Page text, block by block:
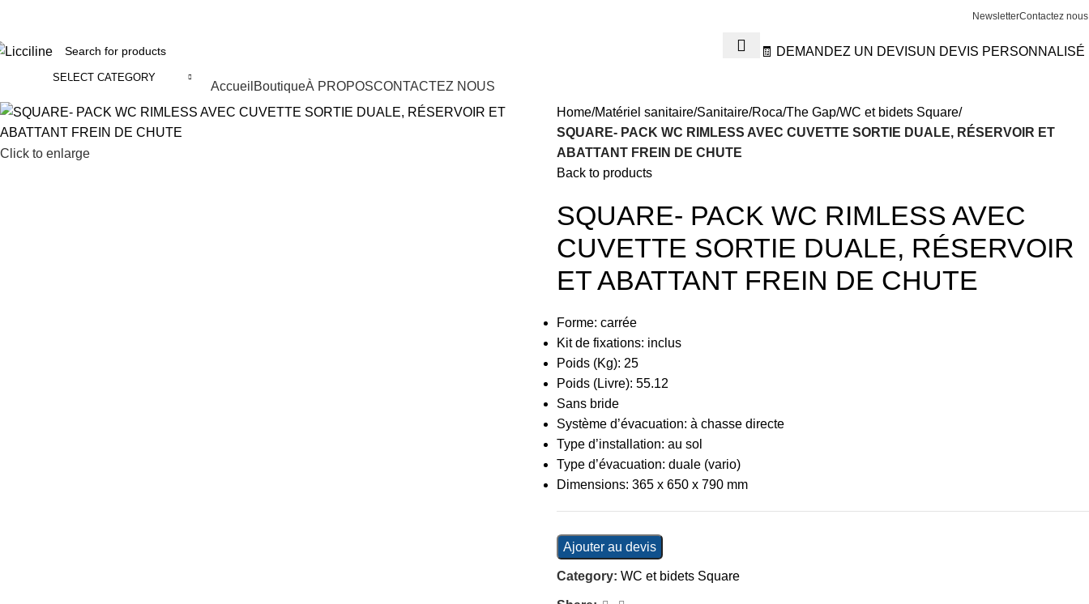
NewsletterContactez nous
SELECT CATEGORY
🧾 DEMANDEZ UN DEVISUN DEVIS PERSONNALISÉ
Categories Accueil BoutiqueÀ PROPOSCONTACTEZ NOUS
Click to enlarge
Home Matériel sanitaire Sanitaire Roca The Gap WC et bidets Square
SQUARE- PACK WC RIMLESS AVEC CUVETTE SORTIE DUALE, RÉSERVOIR ET
ABATTANT FREIN DE CHUTE
Back to products
SQUARE- PACK WC RIMLESS AVEC
CUVETTE SORTIE DUALE, RÉSERVOIR
ET ABATTANT FREIN DE CHUTE
Forme: carrée
Kit de fixations: inclus
Poids (Kg): 25
Poids (Livre): 55.12
Sans bride
Système d’évacuation: à chasse directe
Type d’installation: au sol
Type d’évacuation: duale (vario)
Dimensions: 365 x 650 x 790 mm
Ajouter au devis
Category: WC et bidets Square